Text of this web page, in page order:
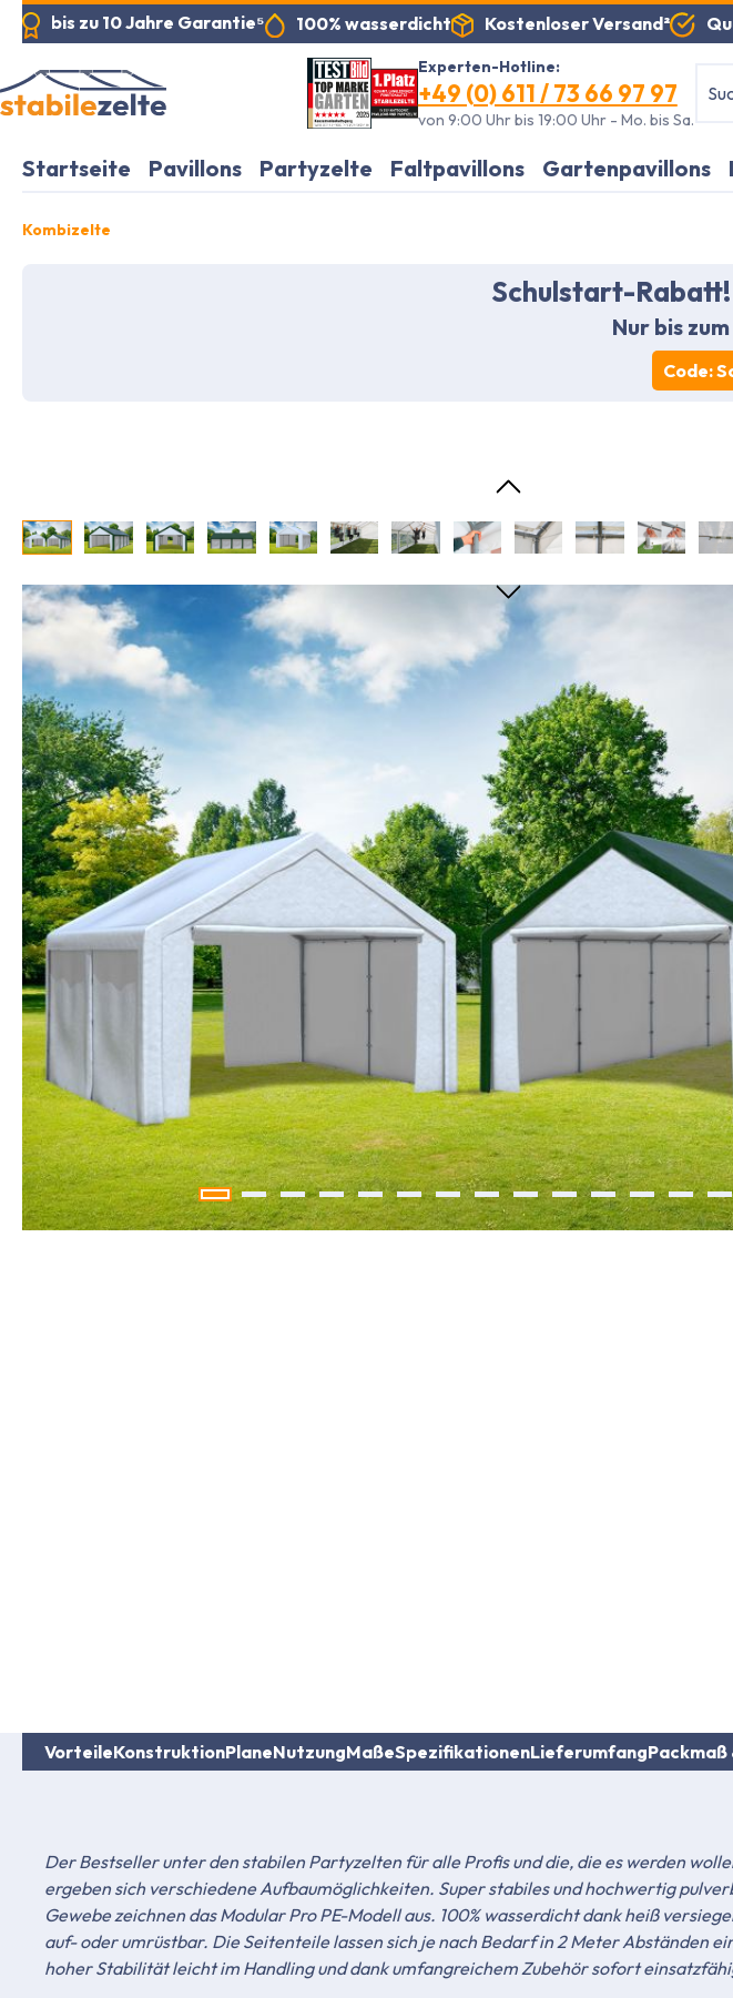
Zur Hauptnavigation springen
bis zu 10 Jahre Garantie⁵ 100% wasserdicht Kostenloser Versand²
Experten-Hotline:
+49 (0) 611 / 73 66 97 97
von 9:00 Uhr bis 19:00 Uhr - Mo. bis Sa.
Startseite Pavillons Partyzelte Faltpavillons Gartenpavillons
Kombizelte
Schulstart-Rabatt!
Nur bis zum
Code:
VorteileKonstruktionPlaneNutzungMaßeSpezifikationenLieferumfangPackmaß
Der Bestseller unter den stabilen Partyzelten für alle Profis und die, die es werden
ergeben sich verschiedene Aufbaumöglichkeiten. Super stabiles und hochwertig
Gewebe zeichnen das Modular Pro PE-Modell aus. 100% wasserdicht dank heiß
auf- oder umrüstbar. Die Seitenteile lassen sich je nach Bedarf in 2 Meter Abständen
hoher Stabilität leicht im Handling und dank umfangreichem Zubehör sofort